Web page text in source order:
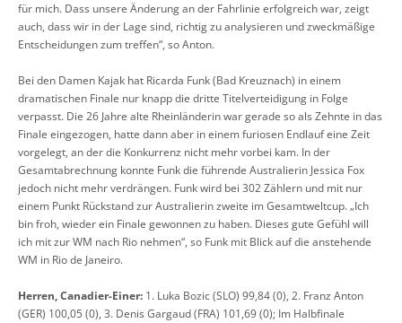
für mich. Dass unsere Änderung an der Fahrlinie erfolgreich war, zeigt
auch, dass wir in der Lage sind, richtig zu analysieren und zweckmäßige
Entscheidungen zum treffen“, so Anton.
Bei den Damen Kajak hat Ricarda Funk (Bad Kreuznach) in einem
dramatischen Finale nur knapp die dritte Titelverteidigung in Folge
verpasst. Die 26 Jahre alte Rheinländerin war gerade so als Zehnte in das
Finale eingezogen, hatte dann aber in einem furiosen Endlauf eine Zeit
vorgelegt, an der die Konkurrenz nicht mehr vorbei kam. In der
Gesamtabrechnung konnte Funk die führende Australierin Jessica Fox
jedoch nicht mehr verdrängen. Funk wird bei 302 Zählern und mit nur
einem Punkt Rückstand zur Australierin zweite im Gesamtweltcup. „Ich
bin froh, wieder ein Finale gewonnen zu haben. Dieses gute Gefühl will
ich mit zur WM nach Rio nehmen“, so Funk mit Blick auf die anstehende
WM in Rio de Janeiro.
Herren, Canadier-Einer: 1. Luka Bozic (SLO) 99,84 (0), 2. Franz Anton
(GER) 100,05 (0), 3. Denis Gargaud (FRA) 101,69 (0); Im Halbfinale